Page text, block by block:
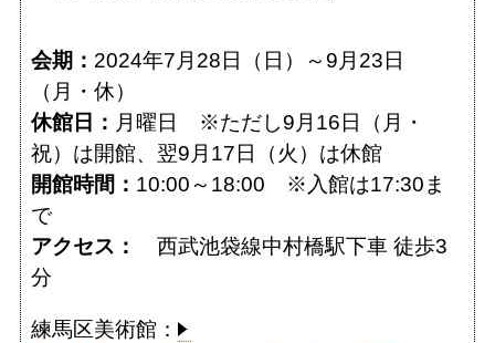
会期： 2024年7月28日（日）～9月23日
（月・休）
休館日： 月曜日 ※ただし9月16日（月・
祝）は開館、翌9月17日（火）は休館
開館時間： 10:00～18:00 ※入館は17:30ま
で
アクセス：
西武池袋線中村橋駅下車 徒歩3
分
練馬区美術館：